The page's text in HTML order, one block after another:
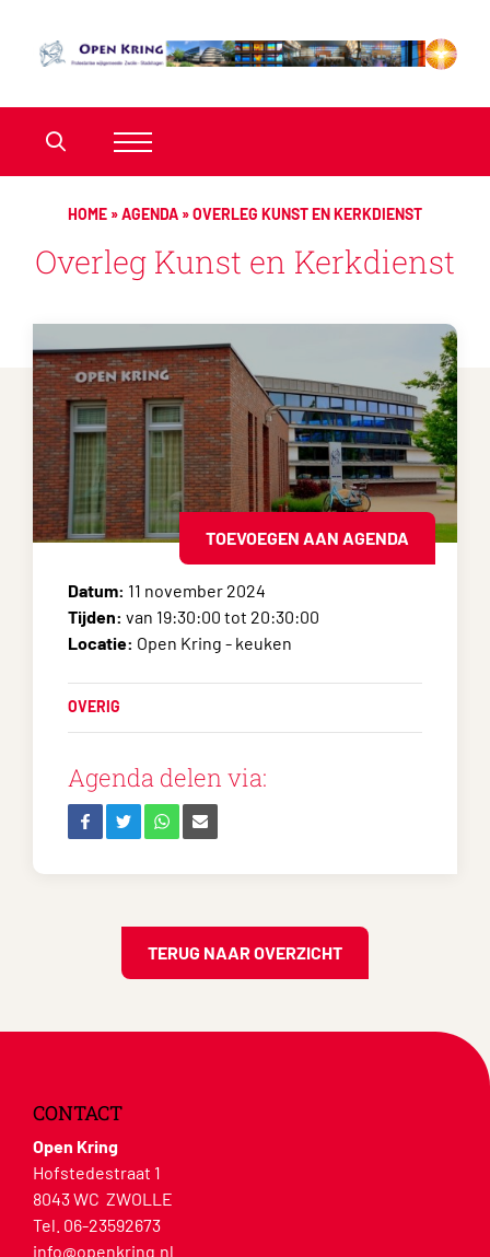
HOME »AGENDA »OVERLEG KUNST EN KERKDIENST
Overleg Kunst en Kerkdienst
TOEVOEGEN AAN AGENDA
Datum: 11 november 2024
Tijden: van 19:30:00 tot 20:30:00
Locatie: Open Kring - keuken
OVERIG
Agenda delen via:
TERUG NAAR OVERZICHT
CONTACT
Open Kring
Hofstedestraat 1
8043 WC ZWOLLE
Tel. 06-23592673
info@openkring.nl